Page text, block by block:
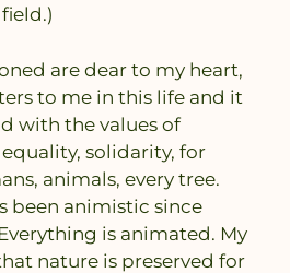
are dear to my heart,
to me in this life and it
with the values ​​of
solidarity, for
animals, every tree.
been animistic since
is animated. My
nature is preserved for